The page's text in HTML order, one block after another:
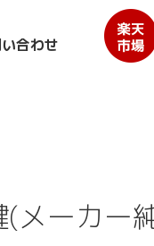
合わせ
メーカー